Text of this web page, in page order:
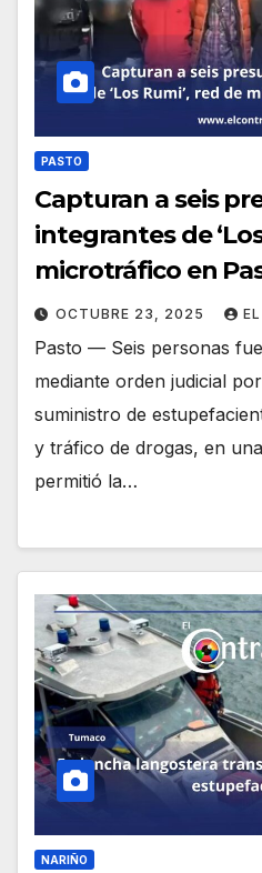
PASTO
Capturan a seis
integrantes de
microtráfico en
OCTUBRE 23, 2025
Pasto — Seis personas
mediante orden judicial
suministro de
y tráfico de drogas, en
permitió la…
NARIÑO